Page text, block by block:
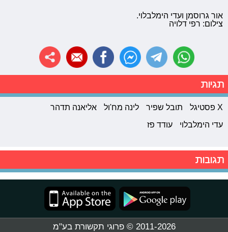
אור גרוסמן ועדי הימלבלוי.
צילום: רפי דלויה
תגיות
X פסטיגל תובל שפיר לינה מח'ול
אליאנה תדהר
עדי הימלבלוי
עודד פז
תגובות
2011-2026 © פרוגי תקשורת בע"מ